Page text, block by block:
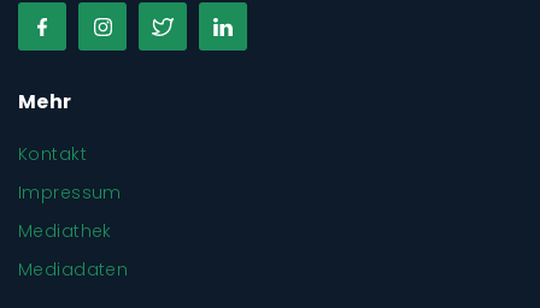
Mehr
Kontakt
Impressum
Mediathek
Mediadaten